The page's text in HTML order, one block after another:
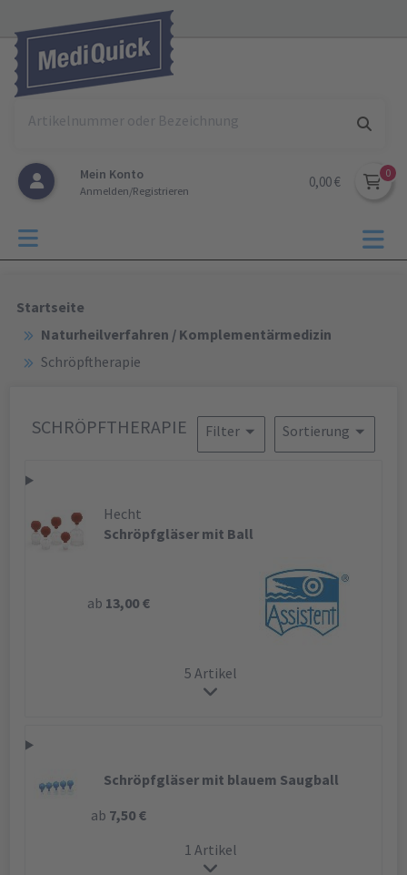
Mein Konto
Anmelden/Registrieren
0,00 €
Startseite
Naturheilverfahren / Komplementärmedizin
Schröpftherapie
SCHRÖPFTHERAPIE Sortierung
Filter
Hecht
Schröpfgläser mit Ball
ab 13,00 €
5 Artikel
Schröpfgläser mit blauem Saugball
ab 7,50 €
1 Artikel